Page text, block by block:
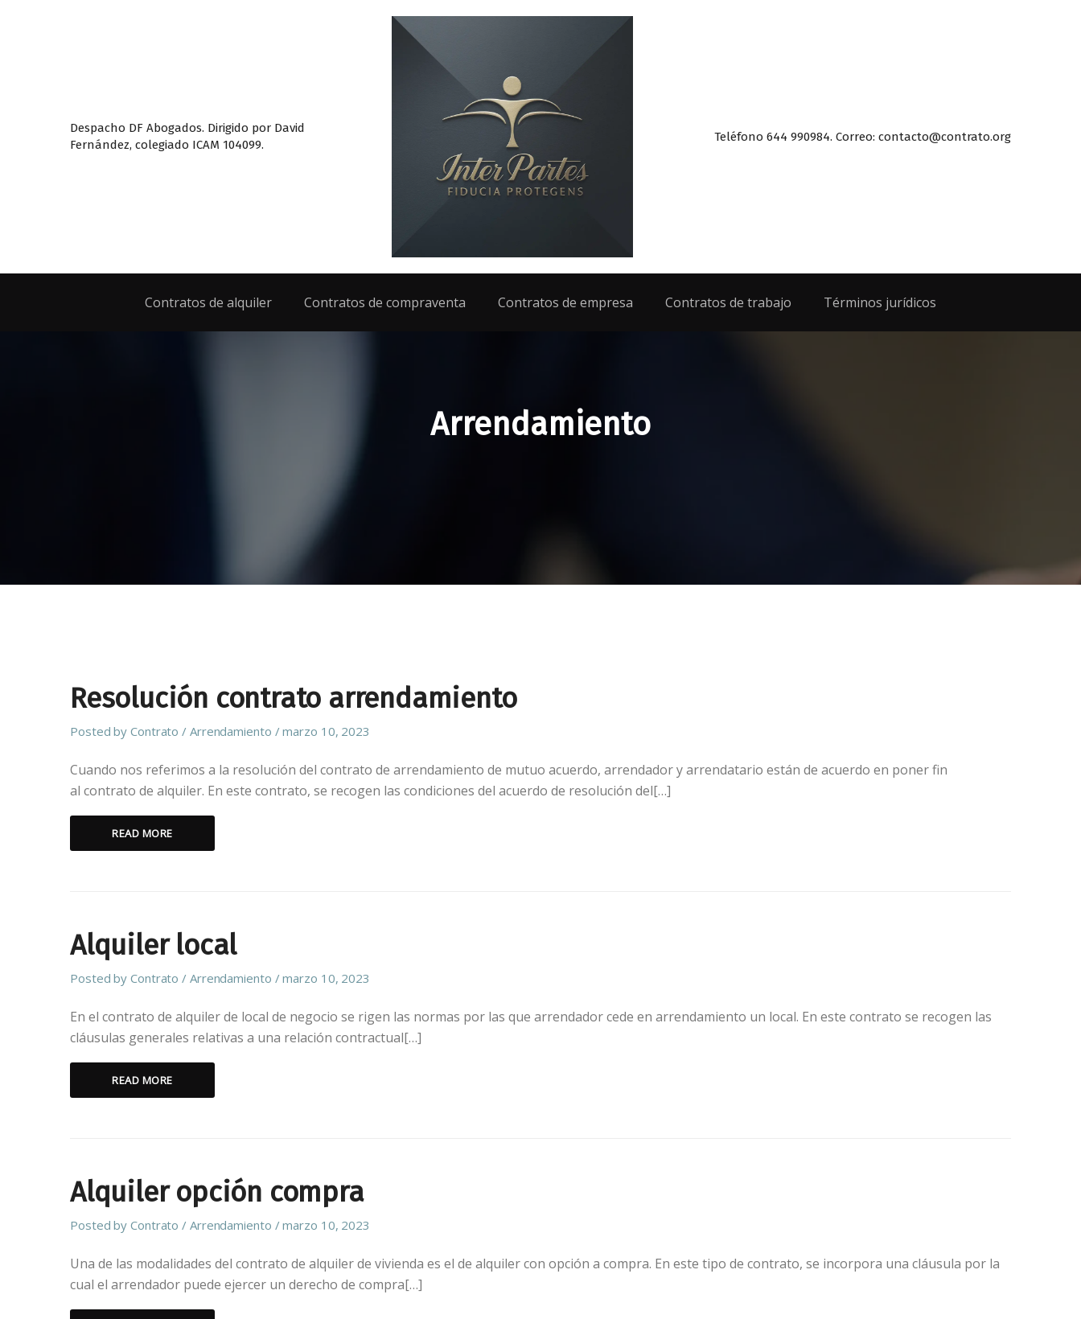
Despacho DF Abogados. Dirigido por David
Fernández, colegiado ICAM 104099.
Teléfono 644 990984. Correo: contacto@contrato.org
Contratos de alquiler Contratos de compraventa Contratos de empresa Contratos de trabajo Términos jurídicos
Arrendamiento
Resolución contrato arrendamiento
Posted byContrato Arrendamiento marzo 10, 2023
Cuando nos referimos a la resolución del contrato de arrendamiento de mutuo acuerdo, arrendador y arrendatario están de acuerdo en poner fin
al contrato de alquiler. En este contrato, se recogen las condiciones del acuerdo de resolución del[…]
READ MORE
Alquiler local
Posted byContrato Arrendamiento marzo 10, 2023
En el contrato de alquiler de local de negocio se rigen las normas por las que arrendador cede en arrendamiento un local. En este contrato se recogen las
cláusulas generales relativas a una relación contractual[…]
READ MORE
Alquiler opción compra
Posted byContrato Arrendamiento marzo 10, 2023
Una de las modalidades del contrato de alquiler de vivienda es el de alquiler con opción a compra. En este tipo de contrato, se incorpora una cláusula por la
cual el arrendador puede ejercer un derecho de compra[…]